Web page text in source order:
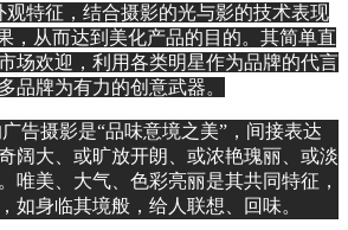
特征，结合摄影的光与影的技术表现
，从而达到美化产品的目的。其简单直
场欢迎，利用各类明星作为品牌的代言
品牌为有力的创意武器。
告摄影是“品味意境之美”，间接表达
阔大、或旷放开朗、或浓艳瑰丽、或淡
唯美、大气、色彩亮丽是其共同特征，
如身临其境般，给人联想、回味。